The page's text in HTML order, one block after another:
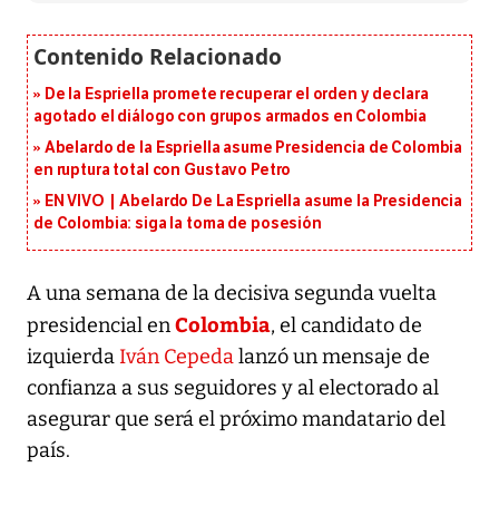
De la Espriella promete recuperar el orden y declara
agotado el diálogo con grupos armados en Colombia
Abelardo de la Espriella asume Presidencia de Colombia
en ruptura total con Gustavo Petro
EN VIVO | Abelardo De La Espriella asume la Presidencia
de Colombia: siga la toma de posesión
A una semana de la decisiva segunda vuelta
presidencial enColombia, el candidato de
izquierdaIván Cepedalanzó un mensaje de
confianza a sus seguidores y al electorado al
asegurar que será el próximo mandatario del
país.